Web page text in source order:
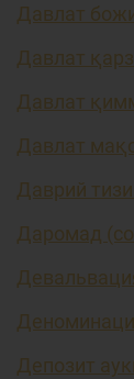
Давлат
Давлат
Давлат
Давлат
Даврий
Даромад
Депозит